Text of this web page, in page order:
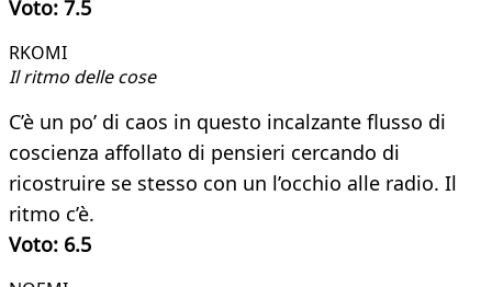
Voto: 7.5
RKOMI​
Il ritmo delle cose
C’è un po’ di caos in questo incalzante flusso di
coscienza affollato di pensieri cercando di
ricostruire se stesso con un l’occhio alle radio. Il
ritmo c’è.
Voto: 6.5